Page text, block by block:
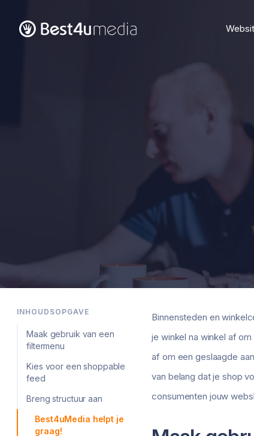
INHOUDSOPGAVE
Maak gebruik van een
filtermenu
Kies voor een shoppable
feed
Breng structuur aan
Best4uMedia helpt je
graag!
Binnensteden en
je winkel na winkel af
af om een geslaagde
van belang dat je shop
consumenten jouw